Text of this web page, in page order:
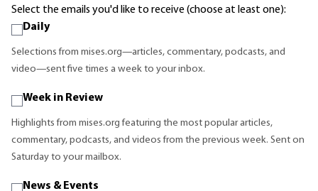
Select the emails you'd like to receive (choose at least one):
Daily
Selections from mises.org—articles, commentary, podcasts, and
video—sent five times a week to your inbox.
Week in Review
Highlights from mises.org featuring the most popular articles,
commentary, podcasts, and videos from the previous week. Sent on
Saturday to your mailbox.
News & Events